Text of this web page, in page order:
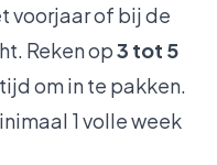
voorjaar of bij de
Reken op3 tot 5
om in te pakken.
1 volle week